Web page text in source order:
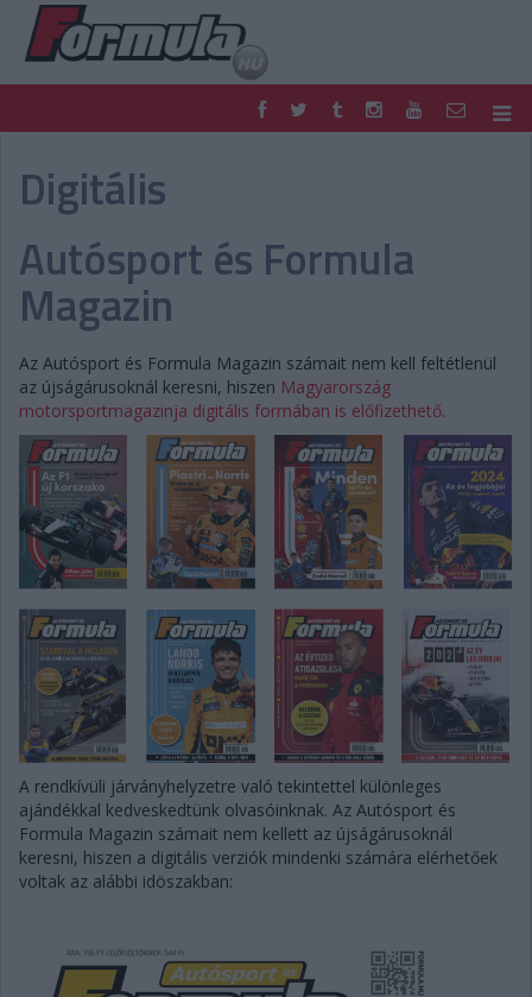
FORMULA
NEMZETKÖZI
RETRO
EGYÉB
PODCAST
SHOP
LIVE
DIGITÁLIS MAGAZIN
VERSENYNAPTÁRAK
Digitális
Autósport és Formula
Magazin
Az Autósport és Formula Magazin számait nem kell feltétlenül
az újságárusoknál keresni, hiszen Magyarország
motorsportmagazinja digitális formában is előfizethető.
A rendkívüli járványhelyzetre való tekintettel különleges
ajándékkal kedveskedtünk olvasóinknak. Az Autósport és
Formula Magazin számait nem kellett az újságárusoknál
keresni, hiszen a digitális verziók mindenki számára elérhetőek
voltak az alábbi idöszakban: